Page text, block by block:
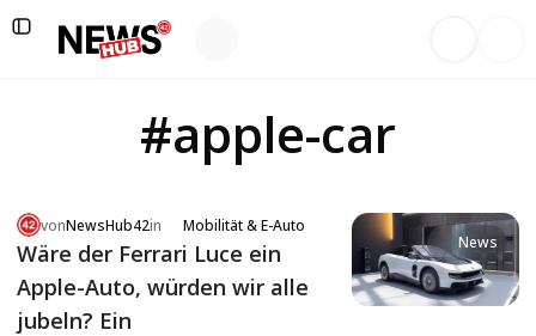
#apple-car
vonNewsHub42in Mobilität & E-Auto
Wäre der Ferrari Luce ein
Apple-Auto, würden wir alle
jubeln? Ein
News